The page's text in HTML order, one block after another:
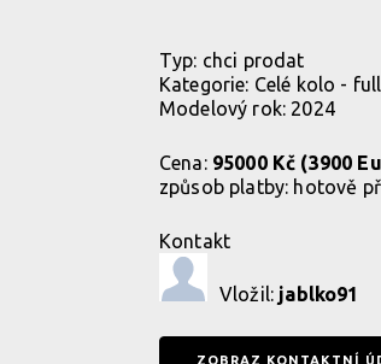
Typ: chci prodat
Kategorie: Celé kolo - full
Modelový rok: 2024
Cena: 95000 Kč (3900
způsob platby: hotově
Kontakt
Vložil: jablko91